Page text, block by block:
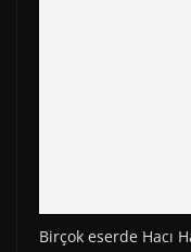
Birçok eserde Hacı